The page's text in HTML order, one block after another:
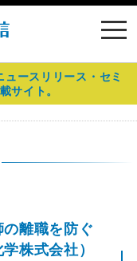
ュースリリース・セミ
サイト。
離職を防ぐ
株式会社）